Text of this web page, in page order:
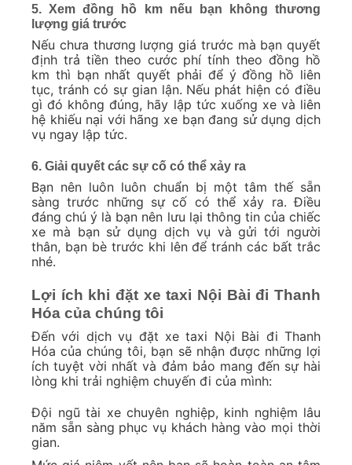
5. Xem đồng hồ km nếu bạn không thương
lượng giá trước
Nếu chưa thương lượng giá trước mà bạn quyết
định trả tiền theo cước phí tính theo đồng hồ
km thì bạn nhất quyết phải để ý đồng hồ liên
tục, tránh có sự gian lận. Nếu phát hiện có điều
gì đó không đúng, hãy lập tức xuống xe và liên
hệ khiếu nại với hãng xe bạn đang sử dụng dịch
vụ ngay lập tức.
6. Giải quyết các sự cố có thể xảy ra
Bạn nên luôn luôn chuẩn bị một tâm thế sẵn
sàng trước những sự cố có thể xảy ra. Điều
đáng chú ý là bạn nên lưu lại thông tin của chiếc
xe mà bạn sử dụng dịch vụ và gửi tới người
thân, bạn bè trước khi lên để tránh các bất trắc
nhé.
Lợi ích khi đặt xe taxi Nội Bài đi Thanh
Hóa của chúng tôi
Đến với dịch vụ đặt xe taxi Nội Bài đi Thanh
Hóa của chúng tôi, bạn sẽ nhận được những lợi
ích tuyệt vời nhất và đảm bảo mang đến sự hài
lòng khi trải nghiệm chuyến đi của mình:
Đội ngũ tài xe chuyên nghiệp, kinh nghiệm lâu
năm sẵn sàng phục vụ khách hàng vào mọi thời
gian.